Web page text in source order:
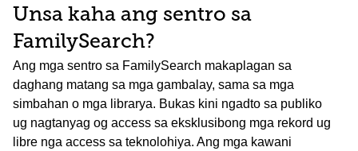
Unsa kaha ang sentro sa
FamilySearch?
Ang mga sentro sa FamilySearch makaplagan sa
daghang matang sa mga gambalay, sama sa mga
simbahan o mga librarya. Bukas kini ngadto sa publiko
ug nagtanyag og access sa eksklusibong mga rekord ug
libre nga access sa teknolohiya. Ang mga kawani